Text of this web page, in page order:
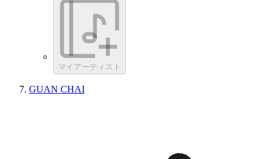
マイアーティスト
GUAN CHAI